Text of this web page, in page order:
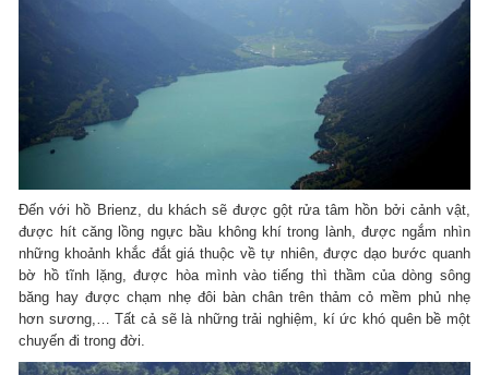
Đến với hồ Brienz, du khách sẽ được gột rửa tâm hồn bởi cảnh vật,
được hít căng lồng ngực bầu không khí trong lành, được ngắm nhìn
những khoảnh khắc đắt giá thuộc về tự nhiên, được dạo bước quanh
bờ hồ tĩnh lặng, được hòa mình vào tiếng thì thầm của dòng sông
băng hay được chạm nhẹ đôi bàn chân trên thảm cỏ mềm phủ nhẹ
hơn sương,… Tất cả sẽ là những trải nghiệm, kí ức khó quên bề một
chuyến đi trong đời.